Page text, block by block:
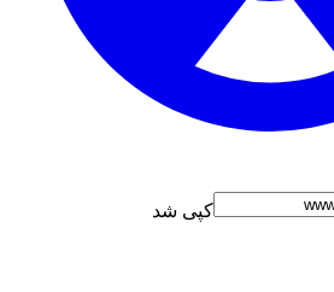
کپی شد